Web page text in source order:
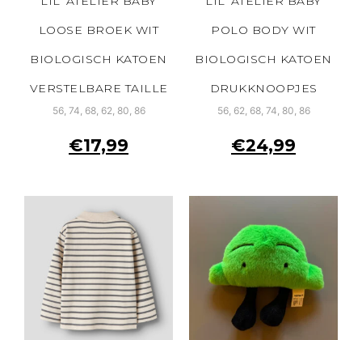
LOOSE BROEK WIT
BIOLOGISCH KATOEN
VERSTELBARE TAILLE
56, 74, 68, 62, 80, 86
€17,99
POLO BODY WIT
BIOLOGISCH KATOEN
DRUKKNOOPJES
56, 62, 68, 74, 80, 86
€24,99